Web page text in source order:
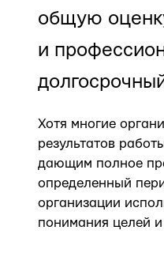
общую
и
Хотя многие
результатов
дающим полное
определенный
организации
понимания целей